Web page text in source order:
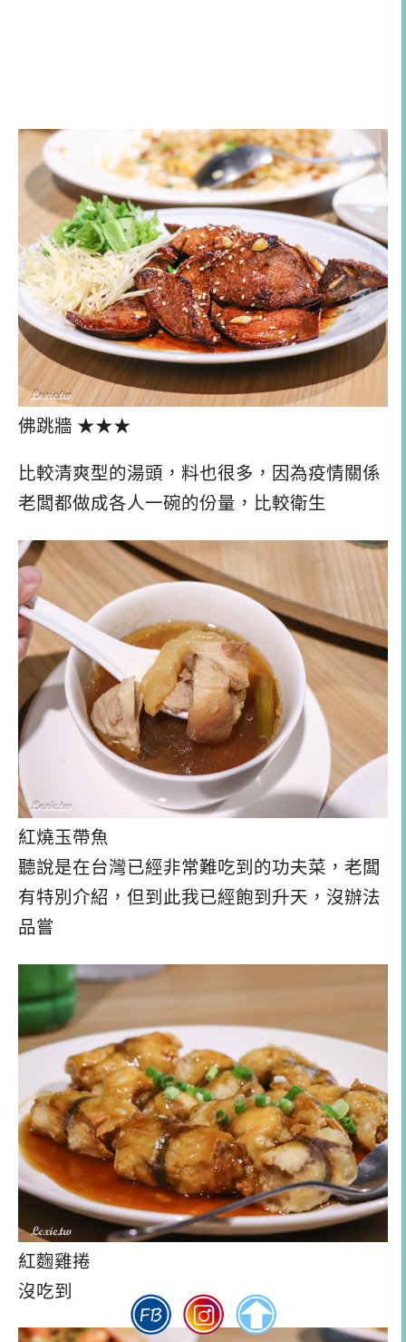
佛跳牆 ★★★
比較清爽型的湯頭，料也很多，因為疫情關係
老闆都做成各人一碗的份量，比較衛生
紅燒玉帶魚
聽說是在台灣已經非常難吃到的功夫菜，老闆
有特別介紹，但到此我已經飽到升天，沒辦法
品嘗
紅麴雞捲
沒吃到